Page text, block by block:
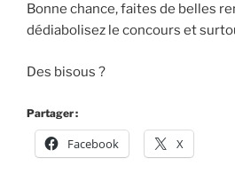
Bonne chance, faites de belles
dédiabolisez le concours et
Des bisous ?
Partager :
Facebook X